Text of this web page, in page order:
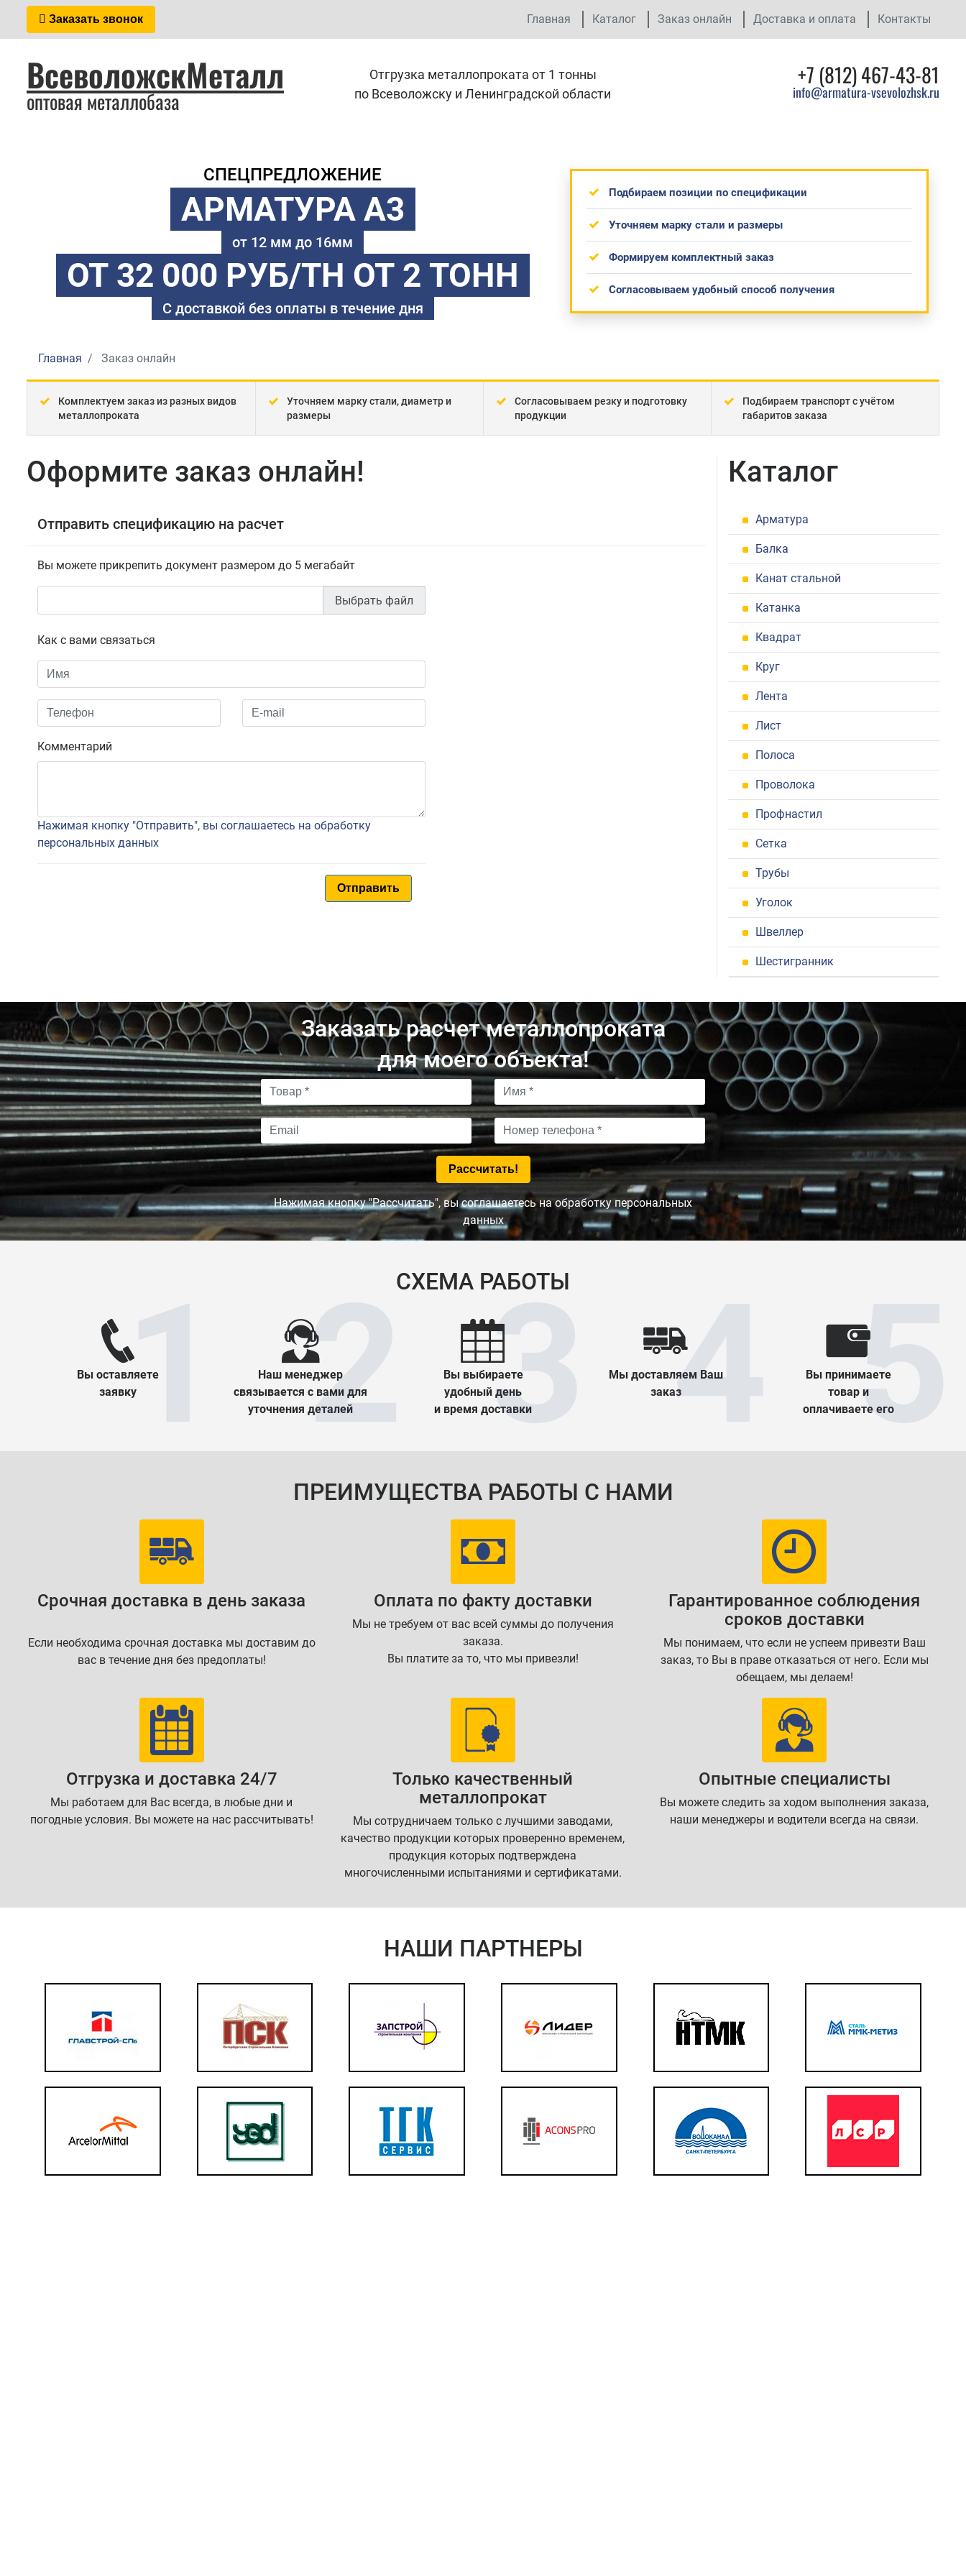
Заказать звонок Главная Каталог Заказ онлайн Доставка и оплата Контакты
ВсеволожскМеталл
оптовая металлобаза
Отгрузка металлопроката от 1 тонны
по Всеволожску и Ленинградской области
+7 (812) 467-43-81
info@armatura-vsevolozhsk.ru
СПЕЦПРЕДЛОЖЕНИЕ
АРМАТУРА А3
от 12 мм до 16мм
ОТ 32 000 РУБ/ТН ОТ 2 ТОНН
С доставкой без оплаты в течение дня
Подбираем позиции по спецификации
Уточняем марку стали и размеры
Формируем комплектный заказ
Согласовываем удобный способ получения
Главная Заказ онлайн
Комплектуем заказ из разных видов
металлопроката
Уточняем марку стали, диаметр и
размеры
Согласовываем резку и подготовку
продукции
Подбираем транспорт с учётом
габаритов заказа
Оформите заказ онлайн!
Отправить спецификацию на расчет
Вы можете прикрепить документ размером до 5 мегабайт
Как с вами связаться
Комментарий
Нажимая кнопку "Отправить", вы соглашаетесь на обработку
персональных данных
Отправить
Каталог
Арматура
Балка
Канат стальной
Катанка
Квадрат
Круг
Лента
Лист
Полоса
Проволока
Профнастил
Сетка
Трубы
Уголок
Швеллер
Шестигранник
Заказать расчет металлопроката
для моего объекта!
Нажимая кнопку "Рассчитать", вы соглашаетесь на обработку персональных
данных
СХЕМА РАБОТЫ
Вы оставляете
заявку
Наш менеджер
связывается с вами для
уточнения деталей
Вы выбираете
удобный день
и время доставки
Мы доставляем Ваш
заказ
Вы принимаете
товар и
оплачиваете его
ПРЕИМУЩЕСТВА РАБОТЫ С НАМИ
Срочная доставка в день заказа
Если необходима срочная доставка мы доставим до
вас в течение дня без предоплаты!
Оплата по факту доставки
Мы не требуем от вас всей суммы до получения
заказа.
Вы платите за то, что мы привезли!
Гарантированное соблюдения
сроков доставки
Мы понимаем, что если не успеем привезти Ваш
заказ, то Вы в праве отказаться от него. Если мы
обещаем, мы делаем!
Отгрузка и доставка 24/7
Мы работаем для Вас всегда, в любые дни и
погодные условия. Вы можете на нас рассчитывать!
Только качественный
металлопрокат
Мы сотрудничаем только с лучшими заводами,
качество продукции которых проверенно временем,
продукция которых подтверждена
многочисленными испытаниями и сертификатами.
Опытные специалисты
Вы можете следить за ходом выполнения заказа,
наши менеджеры и водители всегда на связи.
НАШИ ПАРТНЕРЫ